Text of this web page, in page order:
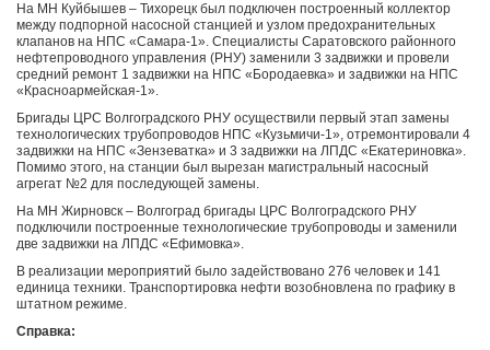
На МН Куйбышев – Тихорецк был подключен построенный коллектор
между подпорной насосной станцией и узлом предохранительных
клапанов на НПС «Самара-1». Специалисты Саратовского районного
нефтепроводного управления (РНУ) заменили 3 задвижки и провели
средний ремонт 1 задвижки на НПС «Бородаевка» и задвижки на НПС
«Красноармейская-1».
Бригады ЦРС Волгоградского РНУ осуществили первый этап замены
технологических трубопроводов НПС «Кузьмичи-1», отремонтировали 4
задвижки на НПС «Зензеватка» и 3 задвижки на ЛПДС «Екатериновка».
Помимо этого, на станции был вырезан магистральный насосный
агрегат №2 для последующей замены.
На МН Жирновск – Волгоград бригады ЦРС Волгоградского РНУ
подключили построенные технологические трубопроводы и заменили
две задвижки на ЛПДС «Ефимовка».
В реализации мероприятий было задействовано 276 человек и 141
единица техники. Транспортировка нефти возобновлена по графику в
штатном режиме.
Справка: